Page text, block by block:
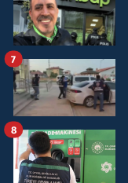
7
8